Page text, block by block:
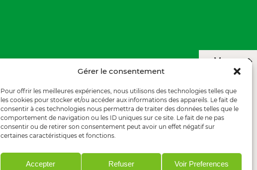
Gérer le consentement
Pour offrir les meilleures expériences, nous utilisons des technologies telles que
les cookies pour stocker et/ou accéder aux informations des appareils. Le fait de
consentir à ces technologies nous permettra de traiter des données telles que le
comportement de navigation ou les ID uniques sur ce site. Le fait de ne pas
consentir ou de retirer son consentement peut avoir un effet négatif sur
certaines caractéristiques et fonctions.
Accepter Refuser Voir Preferences
Menu ⌃